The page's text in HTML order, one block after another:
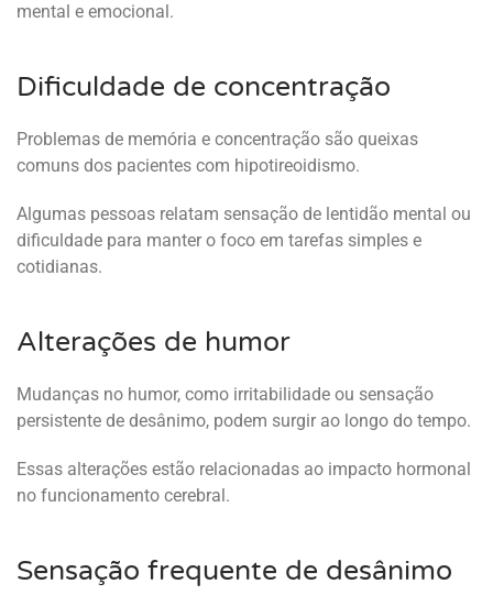
mental e emocional.
Dificuldade de concentração
Problemas de memória e concentração são queixas
comuns dos pacientes com hipotireoidismo.
Algumas pessoas relatam sensação de lentidão mental ou
dificuldade para manter o foco em tarefas simples e
cotidianas.
Alterações de humor
Mudanças no humor, como irritabilidade ou sensação
persistente de desânimo, podem surgir ao longo do tempo.
Essas alterações estão relacionadas ao impacto hormonal
no funcionamento cerebral.
Sensação frequente de desânimo